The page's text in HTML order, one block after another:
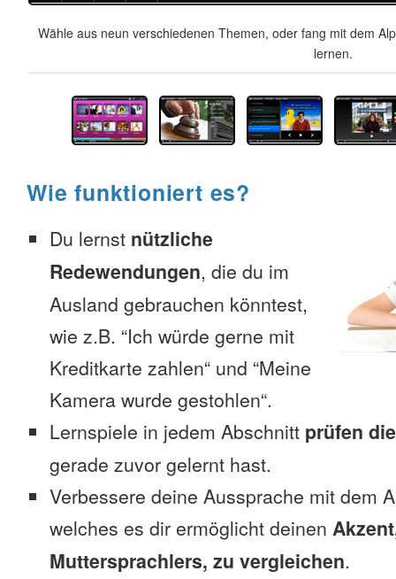
Wähle aus neun verschiedenen Themen, oder fang mit dem
lernen.
Wie funktioniert es?
Du lernst nützliche
Redewendungen, die du im
Ausland gebrauchen könntest,
wie z.B. “Ich würde gerne mit
Kreditkarte zahlen“ und “Meine
Kamera wurde gestohlen“.
Lernspiele in jedem Abschnitt prüfen
gerade zuvor gelernt hast.
Verbessere deine Aussprache mit dem
welches es dir ermöglicht deinen
Muttersprachlers, zu vergleichen.